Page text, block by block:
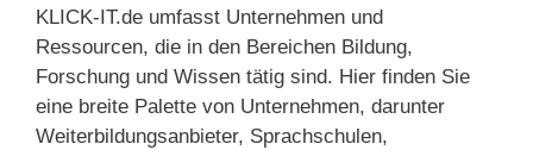
KLICK-IT.de umfasst Unternehmen und
Ressourcen, die in den Bereichen Bildung,
Forschung und Wissen tätig sind. Hier finden Sie
eine breite Palette von Unternehmen, darunter
Weiterbildungsanbieter, Sprachschulen,